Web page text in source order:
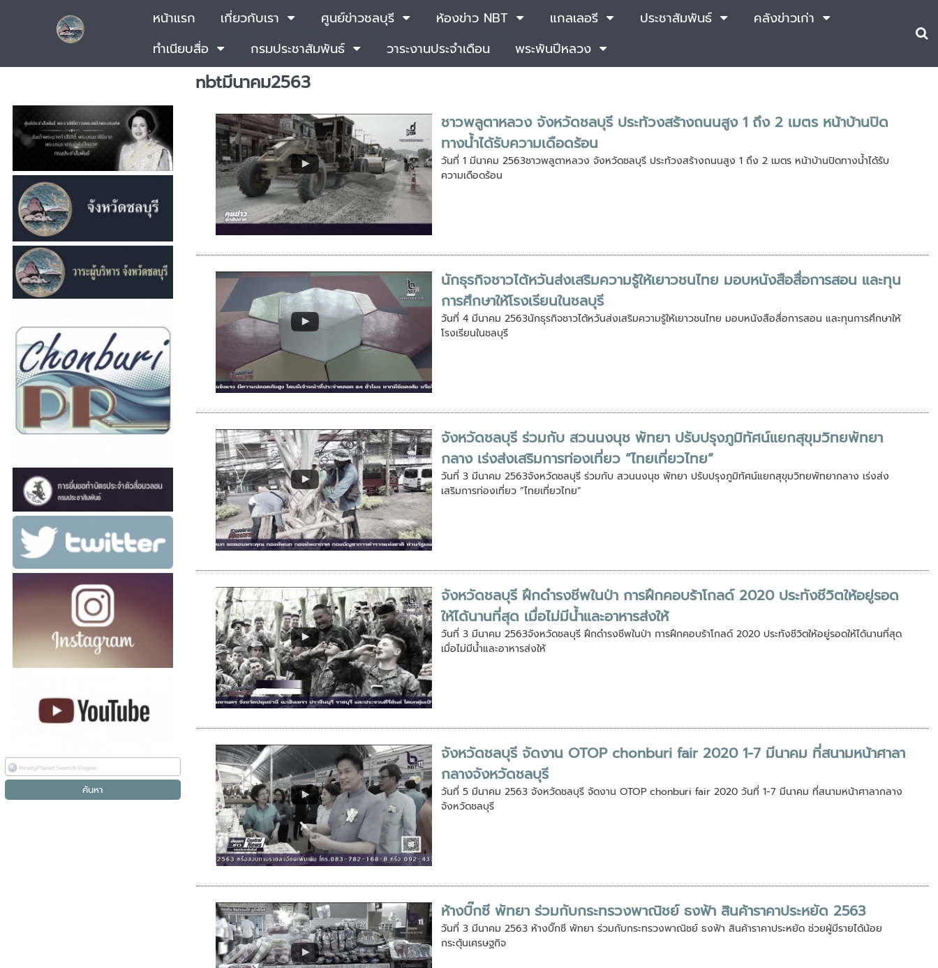
หน้าแรก เกี่ยวกับเรา ศูนย์ข่าวชลบุรี ห้องข่าว NBT แกลเลอรี ประชาสัมพันธ์
คลังข่าวเก่า
ทำเนียบสื่อ
กรมประชาสัมพันธ์ วาระงานประจำเดือน พระพันปีหลวง
nbtมีนาคม2563
ชาวพลูตาหลวง จังหวัดชลบุรี ประท้วงสร้างถนนสูง 1 ถึง 2 เมตร หน้าบ้านปิด
ทางน้ำได้รับความเดือดร้อน
วันที่ 1 มีนาคม 2563ชาวพลูตาหลวง จังหวัดชลบุรี ประท้วงสร้างถนนสูง 1 ถึง 2 เมตร หน้าบ้านปิดทางน้ำได้รับ
ความเดือดร้อน
นักธุรกิจชาวไต้หวันส่งเสริมความรู้ให้เยาวชนไทย มอบหนังสือสื่อการสอน และทุน
การศึกษาให้โรงเรียนในชลบุรี
วันที่ 4 มีนาคม 2563นักธุรกิจชาวไต้หวันส่งเสริมความรู้ให้เยาวชนไทย มอบหนังสือสื่อการสอน และทุนการศึกษาให้
โรงเรียนในชลบุรี
จังหวัดชลบุรี ร่วมกับ สวนนงนุช พัทยา ปรับปรุงภูมิทัศน์แยกสุขุมวิทยพัทยา
กลาง เร่งส่งเสริมการท่องเที่ยว ”ไทยเที่ยวไทย”
วันที่ 3 มีนาคม 2563จังหวัดชลบุรี ร่วมกับ สวนนงนุช พัทยา ปรับปรุงภูมิทัศน์แยกสุขุมวิทยพัทยากลาง เร่งส่ง
เสริมการท่องเที่ยว ”ไทยเที่ยวไทย”
จังหวัดชลบุรี ฝึกดำรงชีพในป่า การฝึกคอบร้าโกลด์ 2020 ประทังชีวิตให้อยู่รอด
ให้ได้นานที่สุด เมื่อไม่มีน้ำและอาหารส่งให้
วันที่ 3 มีนาคม 2563จังหวัดชลบุรี ฝึกดำรงชีพในป่า การฝึกคอบร้าโกลด์ 2020 ประทังชีวิตให้อยู่รอดให้ได้นานที่สุด
เมื่อไม่มีน้ำและอาหารส่งให้
จังหวัดชลบุรี จัดงาน OTOP chonburi fair 2020 1-7 มีนาคม ที่สนามหน้าศาลา
กลางจังหวัดชลบุรี
วันที่ 5 มีนาคม 2563 จังหวัดชลบุรี จัดงาน OTOP chonburi fair 2020 วันที่ 1-7 มีนาคม ที่สนามหน้าศาลากลาง
จังหวัดชลบุรี
ห้างบิ๊กซี พัทยา ร่วมกับกระทรวงพาณิชย์ ธงฟ้า สินค้าราคาประหยัด 2563
วันที่ 3 มีนาคม 2563 ห้างบิ๊กซี พัทยา ร่วมกับกระทรวงพาณิชย์ ธงฟ้า สินค้าราคาประหยัด ช่วยผู้มีรายได้น้อย
กระตุ้นเศรษฐกิจ